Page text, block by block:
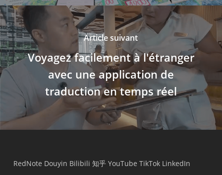
Article suivant
Voyagez facilement à l'étranger
avec une application de
traduction en temps réel
RedNote Douyin Bilibili 知乎 YouTube TikTok LinkedIn